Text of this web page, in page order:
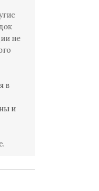
не
в
и